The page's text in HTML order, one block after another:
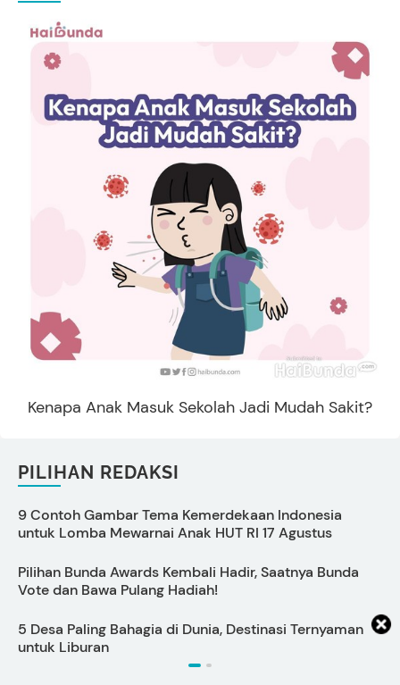
Kenapa Anak Masuk Sekolah Jadi Mudah Sakit?
PILIHAN REDAKSI
9 Contoh Gambar Tema Kemerdekaan Indonesia
untuk Lomba Mewarnai Anak HUT RI 17 Agustus
Pilihan Bunda Awards Kembali Hadir, Saatnya Bunda
Vote dan Bawa Pulang Hadiah!
5 Desa Paling Bahagia di Dunia, Destinasi Ternyaman
untuk Liburan